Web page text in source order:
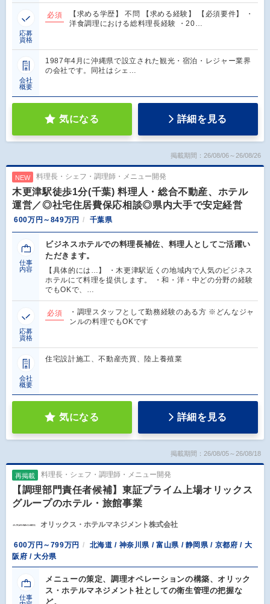
応募
資格
必須
【求める学歴】 不問 【求める経験】 【必須要件】 ・
洋食調理における総料理長経験 ・20…
会社
概要
1987年4月に沖縄県で設立された観光・宿泊・レジャー業界
の会社です。同社はシェ…
気になる 詳細を見る
掲載期間：26/08/06～26/08/26
NEW 料理長・シェフ・調理師・メニュー開発
木更津駅徒歩1分(千葉) 料理人・総合不動産、ホテル
運営／◎社宅住居費保応相談◎県内大手で安定経営
600万円～849万円 千葉県
仕事
内容
ビジネスホテルでの料理長補佐、料理人としてご活躍い
ただきます。
【具体的には…】 ・木更津駅近くの地域内で人気のビジネス
ホテルにて料理を提供します。 ・和・洋・中どの分野の経験
でもOKで、…
応募
資格
必須
・調理スタッフとして勤務経験のある方 ※どんなジャ
ンルの料理でもOKです
会社
概要
住宅設計施工、不動産売買、陸上養殖業
気になる 詳細を見る
掲載期間：26/08/05～26/08/18
再掲載 料理長・シェフ・調理師・メニュー開発
【調理部門責任者候補】東証プライム上場オリックス
グループのホテル・旅館事業
オリックス・ホテルマネジメント株式会社
600万円～799万円
北海道 / 神奈川県 / 富山県 / 静岡県 / 京都府 / 大
阪府 / 大分県
仕事
メニューの策定、調理オペレーションの構築、オリック
ス・ホテルマネジメント社としての衛生管理の把握な
ど。